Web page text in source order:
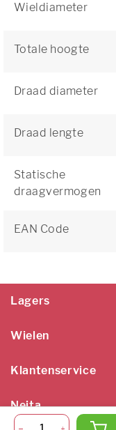
Wieldiameter
Totale hoogte
Draad diameter
Draad lengte
Statische
draagvermogen
EAN Code
Lagers
Wielen
Klantenservice
Neita